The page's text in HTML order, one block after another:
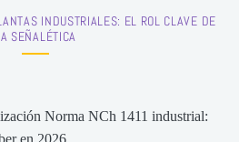
INDUSTRIALES: EL ROL CLAVE DE
SEÑALÉTICA